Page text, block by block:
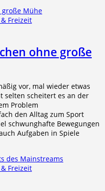
Freizeit
ohne große
vor, mal wieder etwas
selten scheitert es an der
Problem
den Alltag zum Sport
schwunghafte Bewegungen
Aufgaben in Spiele
Freizeit